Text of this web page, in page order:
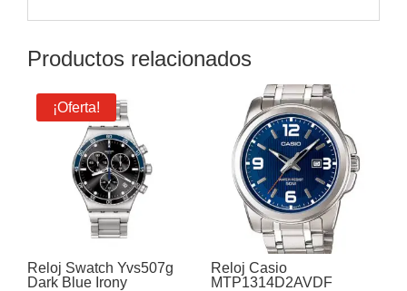
Productos relacionados
¡Oferta!
Reloj Swatch Yvs507g
Dark Blue Irony
Reloj Casio
MTP1314D2AVDF